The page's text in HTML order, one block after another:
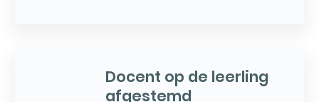
Docent op de leerling
afgestemd